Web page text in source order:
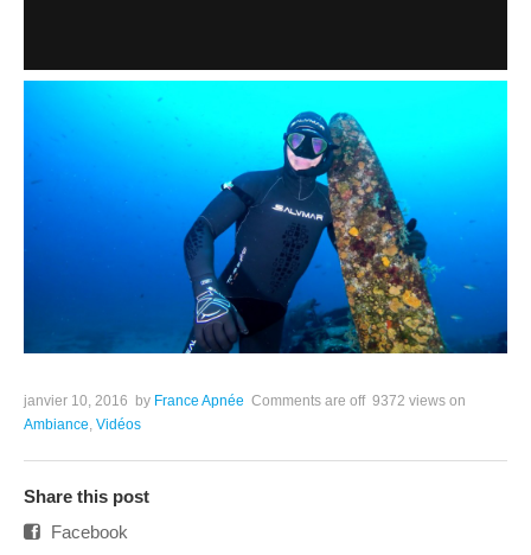
janvier 10, 2016 by France Apnée Comments are off 9372 views on
Ambiance Vidéos
Share this post
Facebook